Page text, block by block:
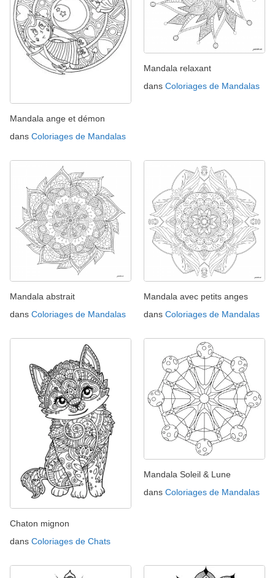
Mandala ange et démon
dans Coloriages de Mandalas
Mandala relaxant
dans Coloriages de Mandalas
Mandala abstrait
dans Coloriages de Mandalas
Mandala avec petits anges
dans Coloriages de Mandalas
Chaton mignon
dans Coloriages de Chats
Mandala Soleil & Lune
dans Coloriages de Mandalas